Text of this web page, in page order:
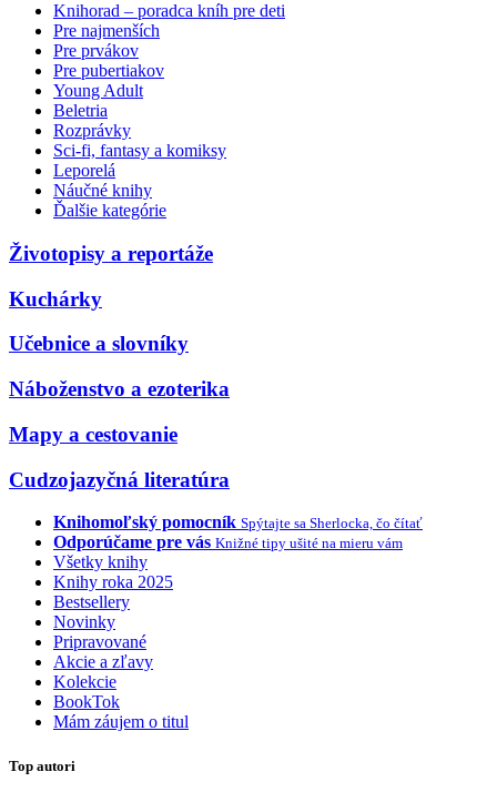
Knihorad – poradca kníh pre deti
Pre najmenších
Pre prvákov
Pre pubertiakov
Young Adult
Beletria
Rozprávky
Sci-fi, fantasy a komiksy
Leporelá
Náučné knihy
Ďalšie kategórie
Životopisy a reportáže
Kuchárky
Učebnice a slovníky
Náboženstvo a ezoterika
Mapy a cestovanie
Cudzojazyčná literatúra
Knihomoľský pomocník Spýtajte sa Sherlocka, čo čítať
Odporúčame pre vás Knižné tipy ušité na mieru vám
Všetky knihy
Knihy roka 2025
Bestsellery
Novinky
Pripravované
Akcie a zľavy
Kolekcie
BookTok
Mám záujem o titul
Top autori